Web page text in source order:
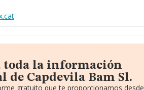
toda la información
de Capdevila Bam Sl.
gratuito que te proporcionamos desde